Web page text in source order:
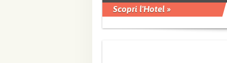
Scopri l'Hotel »